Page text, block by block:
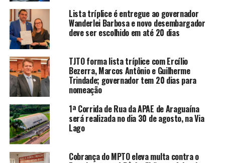
Lista tríplice é entregue ao governador
Wanderlei Barbosa e novo desembargador
deve ser escolhido em até 20 dias
TJTO forma lista tríplice com Ercílio
Bezerra, Marcos Antônio e Guilherme
Trindade; governador tem 20 dias para
nomeação
1ª Corrida de Rua da APAE de Araguaína
será realizada no dia 30 de agosto, na Via
Lago
Cobrança do MPTO eleva multa contra o